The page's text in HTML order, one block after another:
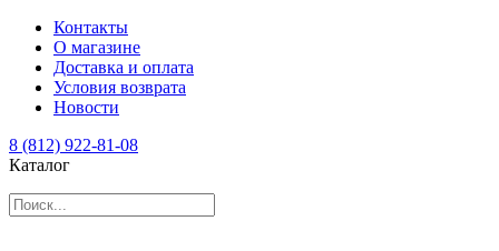
Контакты
О магазине
Доставка и оплата
Условия возврата
Новости
8 (812) 922-81-08
Каталог